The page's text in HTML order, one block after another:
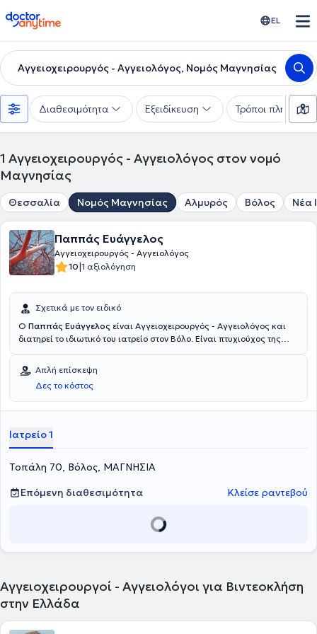
doctoranytime EL
Αγγειοχειρουργός - Αγγειολόγος, Νομός Μαγνησίας
Διαθεσιμότητα Εξειδίκευση Τρόποι πληρωμής
1 Αγγειοχειρουργός - Αγγειολόγος στον νομό
Μαγνησίας
Θεσσαλία Νομός Μαγνησίας Αλμυρός Βόλος Νέα
Παππάς Ευάγγελος
Αγγειοχειρουργός - Αγγειολόγος
10|1 αξιολόγηση
Σχετικά με τον ειδικό
Ο Παππάς Ευάγγελος είναι Αγγειοχειρουργός - Αγγειολόγος και
διατηρεί το ιδιωτικό του ιατρείο στον Βόλο. Είναι πτυχιούχος της
κάτοχος Μεταπτυχιακού Τίτλου Σπουδών στις «Ενδαγγειακές
τεχνικές» και υποψήφιος Διδάκτωρ του Πανεπιστημίου των Αθηνών.
Ειδικεύτηκε για 3 χρόνια στη γενική χειρουργική, στη ΄Β Χειρουργική
Πανεπιστημιακή κλινική του Αριστοτελείου Πανεπιστημίου
Χειρουργική Πανεπιστημιακή Κλινική του πανεπιστημίου των
Αθηνών. Άξια αναφοράς είναι η εξειδίκευση του ιατρού στην
και τις Φίστουλες νεφροπαθών.
Απλή επίσκεψη
Δες το κόστος
Ιατρείο 1
Τοπάλη 70, Βόλος, ΜΑΓΝΗΣΙΑ
Επόμενη διαθεσιμότητα
Κλείσε ραντεβού
Αγγειοχειρουργοί - Αγγειολόγοι για Βιντεοκλήση
στην Ελλάδα